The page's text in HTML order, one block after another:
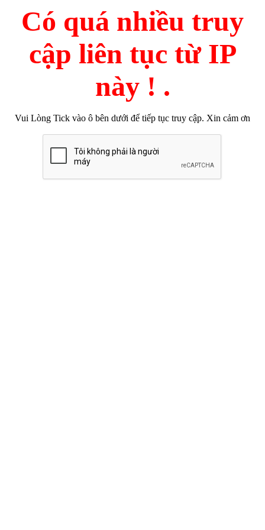
Có quá nhiều truy
cập liên tục từ IP
này ! .
Vui Lòng Tick vào ô bên dưới để tiếp tục truy cập. Xin cảm ơn